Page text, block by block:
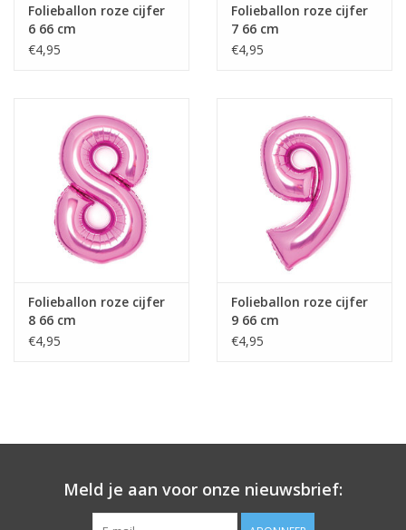
Folieballon roze cijfer
6 66 cm
€4,95
Folieballon roze cijfer
7 66 cm
€4,95
Folieballon roze cijfer
8 66 cm
€4,95
Folieballon roze cijfer
9 66 cm
€4,95
Meld je aan voor onze nieuwsbrief: